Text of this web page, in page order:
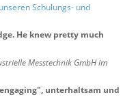
Schulungs- und
He knew pretty much
Messtechnik GmbH im
unterhaltsam und